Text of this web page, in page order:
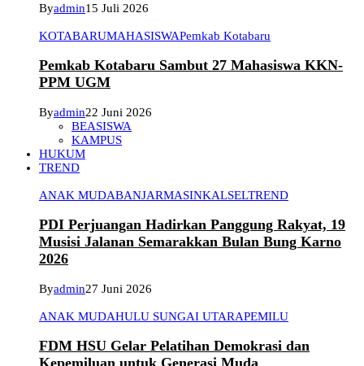
Byadmin15 Juli 2026
KOTABARUMAHASISWAPemkab Kotabaru
Pemkab Kotabaru Sambut 27 Mahasiswa KKN-
PPM UGM
Byadmin22 Juni 2026
BEASISWA
KAMPUS
HUKUM
TREND
ANAK MUDABANJARMASINKALSELTREND
PDI Perjuangan Hadirkan Panggung Rakyat, 19
Musisi Jalanan Semarakkan Bulan Bung Karno
2026
Byadmin27 Juni 2026
ANAK MUDAHULU SUNGAI UTARAPEMILU
FDM HSU Gelar Pelatihan Demokrasi dan